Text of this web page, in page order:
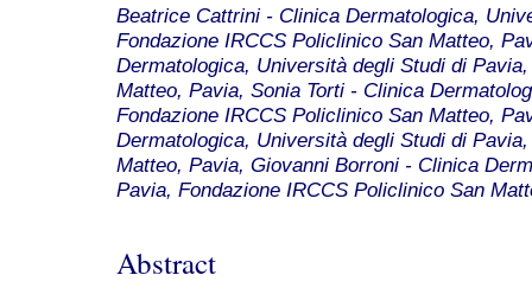
Beatrice Cattrini - Clinica Dermatologica,
Fondazione IRCCS Policlinico San Matteo,
Dermatologica, Università degli Studi di
Matteo, Pavia, Sonia Torti - Clinica
Fondazione IRCCS Policlinico San Matteo,
Dermatologica, Università degli Studi di
Matteo, Pavia, Giovanni Borroni - Clinica
Pavia, Fondazione IRCCS Policlinico San
Abstract